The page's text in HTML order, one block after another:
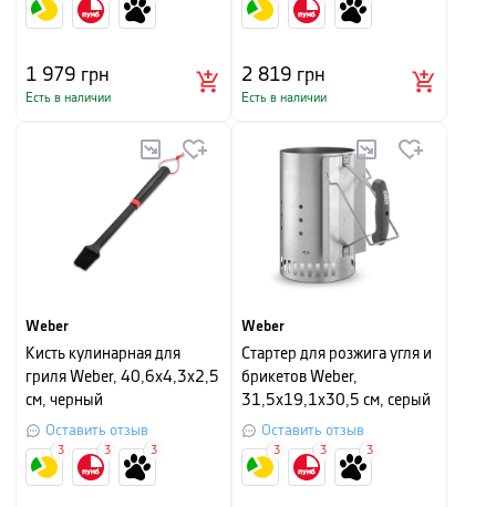
1 979 грн
Есть в наличии
2 819 грн
Есть в наличии
Weber
Кисть кулинарная для
гриля Weber, 40,6х4,3х2,5
см, черный
Оставить отзыв
3 3 3
Weber
Стартер для розжига угля и
брикетов Weber,
31,5х19,1х30,5 см, серый
Оставить отзыв
3 3 3